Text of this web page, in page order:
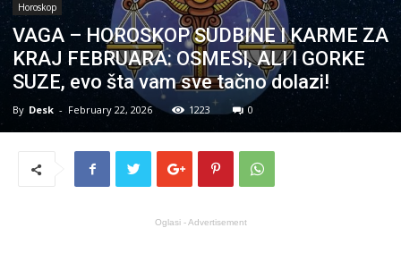
Horoskop
VAGA – HOROSKOP SUDBINE I KARME ZA
KRAJ FEBRUARA: OSMESI, ALI I GORKE
SUZE, evo šta vam sve tačno dolazi!
By Desk - February 22, 2026 1223 0
Oglasi - Advertisement